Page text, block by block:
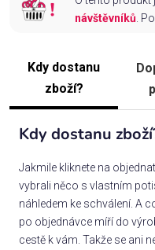
návštěvníků.
Kdy dostanu
zboží?
Kdy dostanu
Jakmile kliknete na
vybrali něco s vlastním
náhledem ke schválení. A
po objednávce míří do
cestě k vám. Takže se ani